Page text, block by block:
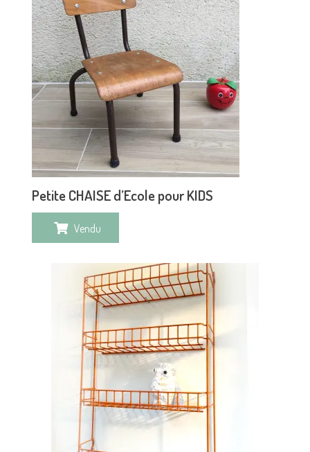
Petite CHAISE d’Ecole pour KIDS
Vendu